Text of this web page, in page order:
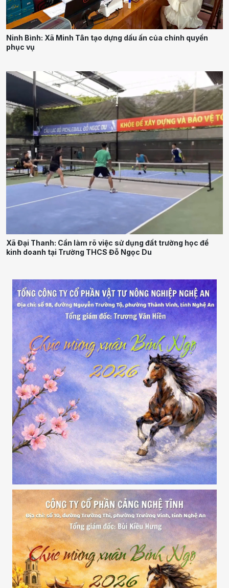
Ninh Bình: Xã Minh Tân tạo dựng dấu ấn của chính quyền
phục vụ
Xã Đại Thanh: Cần làm rõ việc sử dụng đất trường học để
kinh doanh tại Trường THCS Đỗ Ngọc Du